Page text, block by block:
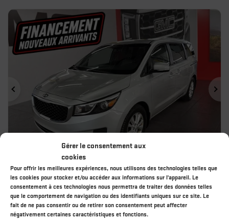
Gérer le consentement aux
cookies
Pour offrir les meilleures expériences, nous utilisons des technologies telles que
les cookies pour stocker et/ou accéder aux informations sur l'appareil. Le
consentement à ces technologies nous permettra de traiter des données telles
que le comportement de navigation ou des identifiants uniques sur ce site. Le
fait de ne pas consentir ou de retirer son consentement peut affecter
négativement certaines caractéristiques et fonctions.
Précédent
KIA SEDONA 2018
ABP1263A – LX
Votre prix 9 498